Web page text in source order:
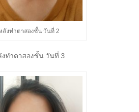
ลังทำตาสองชั้น วันที่ 2
งทำตาสองชั้น วันที่ 3